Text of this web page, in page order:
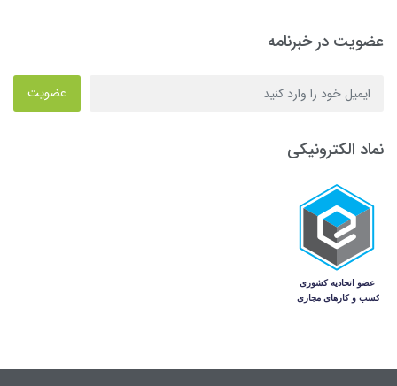
عضویت در خبرنامه
عضویت
نماد الکترونیکی